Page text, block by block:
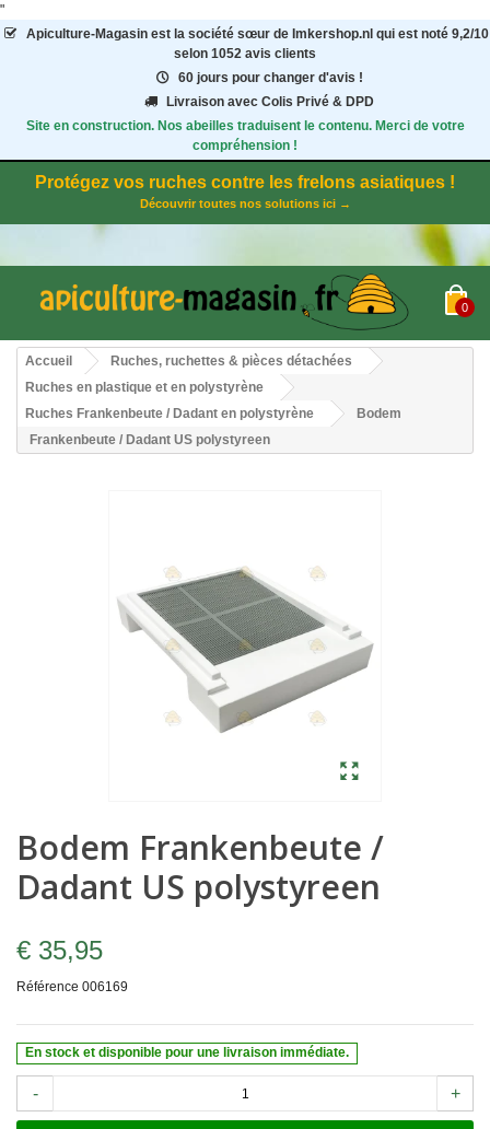
"
Apiculture-Magasinest la société sœur de Imkershop.nl qui est noté 9,2/10
selon 1052 avis clients
60 jours pour changer d'avis !
Livraison avec Colis Privé & DPD
Site en construction. Nos abeilles traduisent le contenu. Merci de votre
compréhension !
Protégez vos ruches contre les frelons asiatiques !
Découvrir toutes nos solutions ici →
0
Accueil
Ruches, ruchettes & pièces détachées
Ruches en plastique et en polystyrène
Ruches Frankenbeute / Dadant en polystyrène
Bodem
Frankenbeute / Dadant US polystyreen
Bodem Frankenbeute /
Dadant US polystyreen
€ 35,95
Référence 006169
En stock et disponible pour une livraison immédiate.
- +